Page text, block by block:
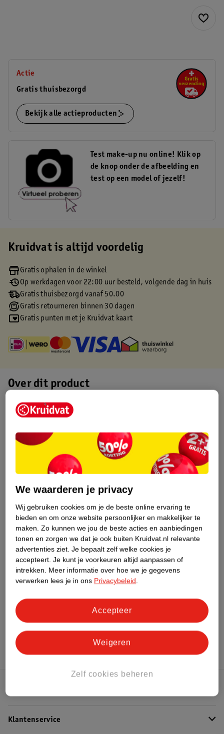
Actie
Gratis thuisbezorgd
Bekijk alle actieproducten
Test make-up nu online! Klik op
de knop onder de afbeelding en
test op een model of jezelf!
Kruidvat is altijd voordelig
Gratis ophalen in de winkel
Op werkdagen voor 22:00 uur besteld, volgende dag in huis
Gratis thuisbezorgd vanaf 50.00
Gratis retourneren binnen 30 dagen
Gratis punten met je Kruidvat kaart
Over dit product
Productinformatie
Etiketinformatie
Nature Impact Score
Impact Score.
Meer informatie
Bestel & Bezorginformatie
Bekijk ook
Meer
Klantenservice
We waarderen je privacy
Wij gebruiken cookies om je de beste online ervaring te
bieden en om onze website persoonlijker en makkelijker te
maken. Zo kunnen we jou de beste acties en aanbiedingen
tonen en zorgen we dat je ook buiten Kruidvat.nl relevante
advertenties ziet. Je bepaalt zelf welke cookies je
accepteert. Je kunt je voorkeuren altijd aanpassen of
intrekken. Meer informatie over hoe we je gegevens
verwerken lees je in ons Privacybeleid.
Zelf cookies beheren
Weigeren
Accepteer